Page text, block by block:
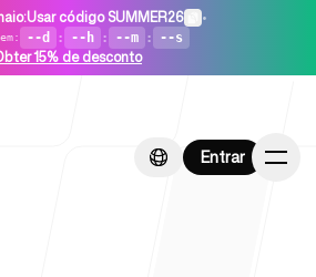
:Usar código SUMMER26 •
: --d : --h : --m : --s
15% de desconto
Entrar
Entrar